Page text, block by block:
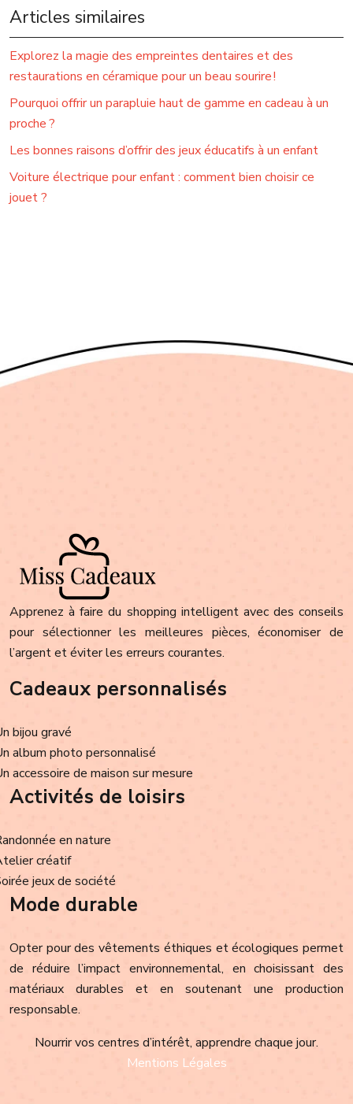
Articles similaires
Explorez la magie des empreintes dentaires et des
restaurations en céramique pour un beau sourire !
Pourquoi offrir un parapluie haut de gamme en cadeau à un
proche ?
Les bonnes raisons d’offrir des jeux éducatifs à un enfant
Voiture électrique pour enfant : comment bien choisir ce
jouet ?
Apprenez à faire du shopping intelligent avec des conseils
pour sélectionner les meilleures pièces, économiser de
l’argent et éviter les erreurs courantes.
Cadeaux personnalisés
bijou gravé
album photo personnalisé
accessoire de maison sur mesure
Activités de loisirs
en nature
créatif
jeux de société
Mode durable
Opter pour des vêtements éthiques et écologiques permet
de réduire l’impact environnemental, en choisissant des
matériaux durables et en soutenant une production
responsable.
Nourrir vos centres d’intérêt, apprendre chaque jour.
Mentions Légales